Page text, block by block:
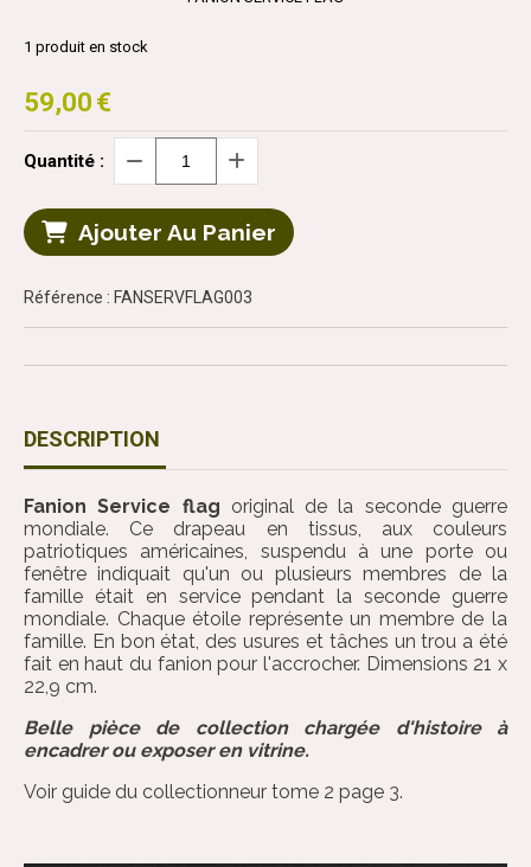
59,00 €
1 produit en stock
Quantité :
Ajouter Au Panier
Référence : FANSERVFLAG003
DESCRIPTION
Fanion Service flag original de la seconde guerre
mondiale. Ce drapeau en tissus, aux couleurs
patriotiques américaines, suspendu à une porte ou
fenêtre indiquait qu'un ou plusieurs membres de la
famille était en service pendant la seconde guerre
mondiale. Chaque étoile représente un membre de la
famille. En bon état, des usures et tâches un trou a été
fait en haut du fanion pour l'accrocher. Dimensions 21 x
22,9 cm.
Belle pièce de collection chargée d'histoire à
encadrer ou exposer en vitrine.
Voir guide du collectionneur tome 2 page 3.